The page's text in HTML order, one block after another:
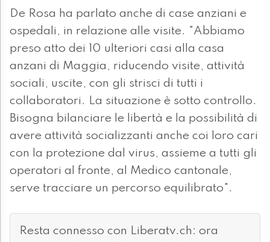
De Rosa ha parlato anche di case anziani e
ospedali, in relazione alle visite. "Abbiamo
preso atto dei 10 ulteriori casi alla casa
anzani di Maggia, riducendo visite, attività
sociali, uscite, con gli strisci di tutti i
collaboratori. La situazione è sotto controllo.
Bisogna bilanciare le libertà e la possibilità di
avere attività socializzanti anche coi loro cari
con la protezione dal virus, assieme a tutti gli
operatori al fronte, al Medico cantonale,
serve tracciare un percorso equilibrato".
Resta connesso con Liberatv.ch: ora